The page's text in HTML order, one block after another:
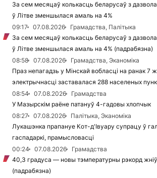
За сем месяцаў колькасць беларусаў з
ў Літве зменшылася амаль на 4%
09:17
07.08.2026
Грамадства, Палітыка
За сем месяцаў колькасць беларусаў з
ў Літве зменшылася амаль на 4% (падрабязна)
08:58
07.08.2026
Грамадства, Эканоміка
Праз непагадзь у Мінскай вобласці на ранак 7
электрычнасці заставалася 288 населеных
08:54
07.08.2026
Грамадства
У Мазырскім раёне патануў 4-гадовы хлопчык
08:27
07.08.2026
Палітыка, Эканоміка
Лукашэнка прапануе Кот-д'Івуару супрацу ў
гаспадаркі, прамысловасці
00:24
07.08.2026
Грамадства
40,3 градуса — новы тэмпературны рэкорд
(падрабязна)